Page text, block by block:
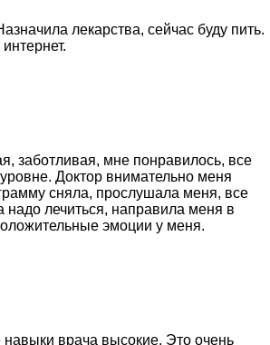
лекарства, сейчас буду пить.
заботливая, мне понравилось, все
Доктор внимательно меня
сняла, прослушала меня, все
надо лечиться, направила меня в
эмоции у меня.
врача высокие. Это очень